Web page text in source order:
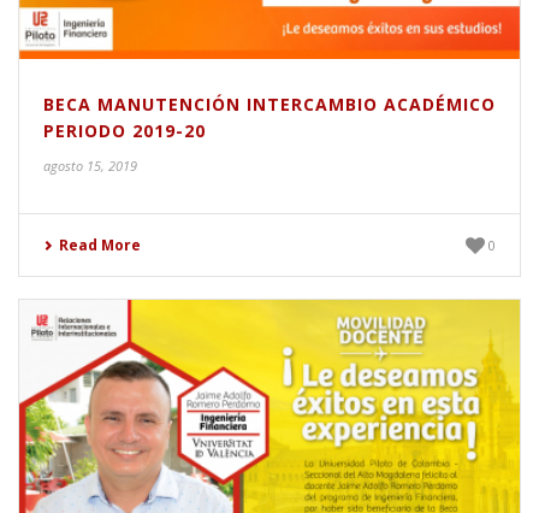
BECA MANUTENCIÓN INTERCAMBIO ACADÉMICO
PERIODO 2019-20
agosto 15, 2019
Read More 0